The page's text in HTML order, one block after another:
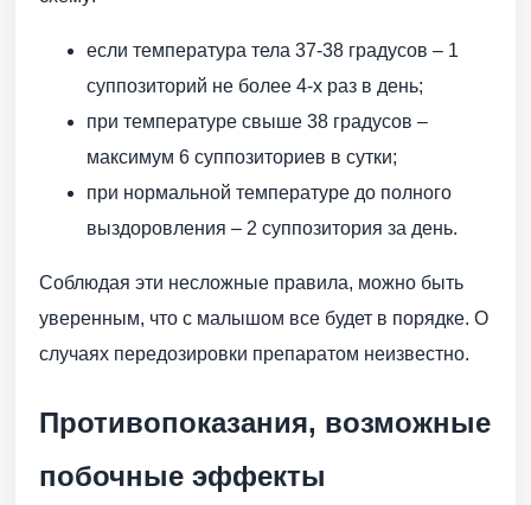
если температура тела 37-38 градусов – 1
суппозиторий не более 4-х раз в день;
при температуре свыше 38 градусов –
максимум 6 суппозиториев в сутки;
при нормальной температуре до полного
выздоровления – 2 суппозитория за день.
Соблюдая эти несложные правила, можно быть
уверенным, что с малышом все будет в порядке. О
случаях передозировки препаратом неизвестно.
Противопоказания, возможные
побочные эффекты